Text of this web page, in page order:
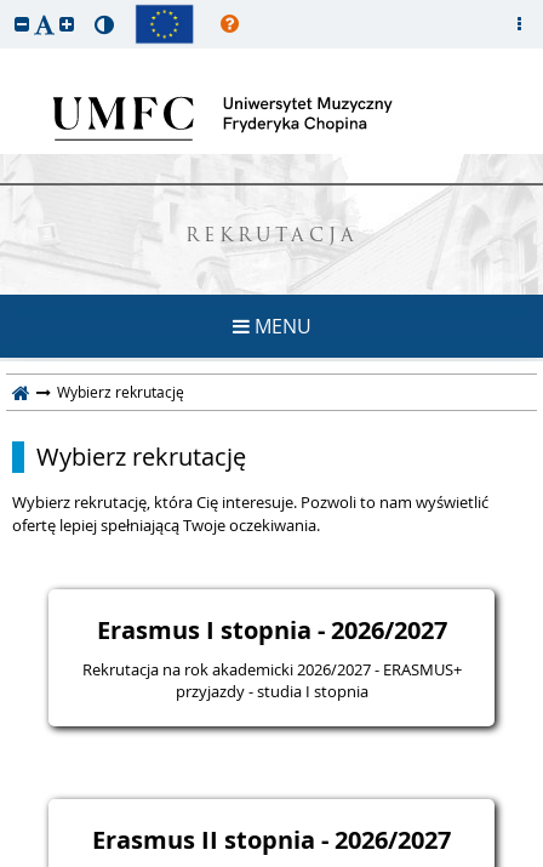
REKRUTACJA
MENU
Wybierz rekrutację
Wybierz rekrutację
Wybierz rekrutację, która Cię interesuje. Pozwoli to nam wyświetlić
ofertę lepiej spełniającą Twoje oczekiwania.
Erasmus I stopnia - 2026/2027
Rekrutacja na rok akademicki 2026/2027 - ERASMUS+
przyjazdy - studia I stopnia
Erasmus II stopnia - 2026/2027